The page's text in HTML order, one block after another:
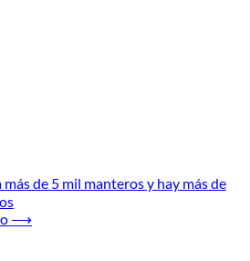
de 5 mil manteros y hay más de
⟶